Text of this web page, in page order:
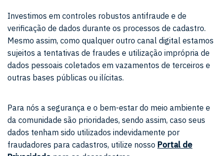
Investimos em controles robustos antifraude e de
verificação de dados durante os processos de cadastro.
Mesmo assim, como qualquer outro canal digital estamos
sujeitos a tentativas de fraudes e utilização imprópria de
dados pessoais coletados em vazamentos de terceiros e
outras bases públicas ou ilícitas.
Para nós a segurança e o bem-estar do meio ambiente e
da comunidade são prioridades, sendo assim, caso seus
dados tenham sido utilizados indevidamente por
fraudadores para cadastros, utilize nosso Portal de